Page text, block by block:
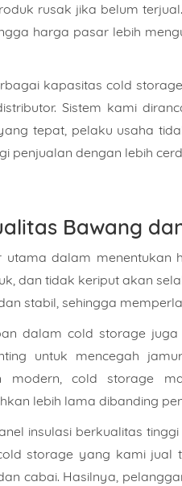
rusak jika belum
harga pasar lebih
kapasitas cold
Sistem kami
tepat, pelaku usaha
penjualan dengan lebih
Bawang
dalam menentukan
dan tidak keriput akan
stabil, sehingga
dalam cold storage
untuk mencegah
modern, cold storage
lebih lama dibanding
insulasi berkualitas
storage yang kami
cabai. Hasilnya,
Nama
Alamat